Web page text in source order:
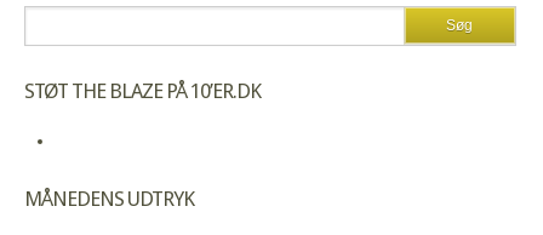
STØT THE BLAZE PÅ 10’ER.DK
MÅNEDENS UDTRYK